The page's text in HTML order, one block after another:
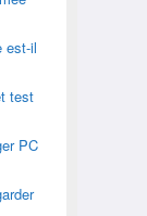
est-il
test
PC